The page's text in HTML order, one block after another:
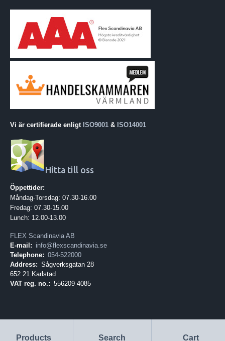
Products Search Cart
Vi är certifierade enligt ISO9001 & ISO14001
Hitta till oss
Öppettider:
Måndag-Torsdag: 07.30-16.00
Fredag: 07.30-15.00
Lunch: 12.00-13.00
FLEX Scandinavia AB
E-mail: info@flexscandinavia.se
Telephone: 054-522000
Address: Sågverksgatan 28
652 21 Karlstad
VAT reg. no.: 556209-4085